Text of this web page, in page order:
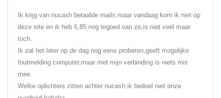
Ik krijg van nucash betaalde mails,maar vandaag kom ik niet op
deze site en ik heb 6,85 nog tegoed van ze,is niet veel maar
toch.
Ik zal het later op de dag nog eens proberen,geeft mogelijke
foutmelding computer,maar met mijn verbinding is niets mis
mee.
Welke oplichters zitten achter nucash,ik bedoel niet onze